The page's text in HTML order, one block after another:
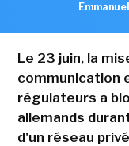
Le 23 juin, la
communication
régulateurs a
allemands
d'un réseau